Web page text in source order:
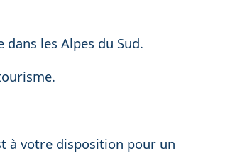
les Alpes du Sud.
à votre disposition pour un